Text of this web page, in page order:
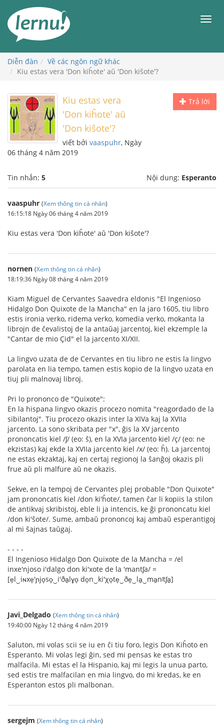
đến
phần
dung
Diễn đàn
Về các ngôn ngữ khác
Kiu estas vera 'Don kiĥote' aŭ 'Don kiŝote'?
Trả lời
Kiu estas vera
'Don kiĥote' aŭ
'Don kiŝote'?
viết bởi vaaspuhr, Ngày
06 tháng 4 năm 2019
Tin nhắn: 5 Nội dung: Esperanto
vaaspuhr (Xem thông tin cá nhân)
16:15:18 Ngày 06 tháng 4 năm 2019
Kiu estas vera 'Don kiĥote' aŭ 'Don kiŝote'?
nornen (Xem thông tin cá nhân)
18:19:36 Ngày 08 tháng 4 năm 2019
Kiam Miguel de Cervantes Saavedra eldonis "El Ingenioso
Hidalgo Don Quixote de la Mancha" en la jaro 1605, tiu libro
estis ironia verko, ridema verko, komedia verko, mokanta la
librojn de ĉevalistoj de la antaŭaj jarcentoj, kiel ekzemple la
"Cantar de mio Çid" el la jarcento XI/XII.
La lingvo uzata de de Cervantes en tiu libro ne estis la lingvo
parolata en lia tempo, tamen estis kopio de la lingvo uzata en
tiuj pli malnovaj libroj.
Pri lo prononco de "Quixote":
En la hispana lingvo okazis procezo nomita "reagordado de la
sibilantoj". Tiu procezo okazis inter la XIVa kaj la XVIIa
jarcento. La sono skribata per "x", ĝis la XV jarcento
prononcatis kiel /ʃ/ (eo: ŝ), en la XVIa jarcento kiel /ç/ (eo: ne
ekzistas) kaj ekde la XVIIa jarcento kiel /x/ (eo: ĥ). La jarcentoj
ne estas ekzaktaj, kaj en certaj regionoj la ŝanĝoj okazis pli
frue aŭ pli malfure aŭ ne okazis.
Sekve, en la tempoj de Cervantes plej probable "Don Quixote"
jam prononcatis kiel /don ki'ĥote/, tamen ĉar li kopiis la stilon
de antikvaj skribistoj, eble li ja intencis, ke ĝi prononcatu kiel
/don ki'ŝote/. Sume, ambaŭ prononcoj kaj ambaŭ esperantigoj
al mi ŝajnas taŭgaj.
- - - -
El Ingenioso Hidalgo Don Quixote de la Mancha = /el
inxe'njoso i'dalgo don ki'xote de la 'mantʃa/ =
[e̞l‿iɴxe̞'ɲjo̞so̞‿i'ða̠lɣo̞ do̞n‿ki'χo̞te̞‿ðe̞‿la̠‿ma̠nʲtʃa̠]
Javi_Delgado (Xem thông tin cá nhân)
19:40:00 Ngày 12 tháng 4 năm 2019
Saluton, mi volas scii se iu en ĉi tiu foro, legis Don Kiĥoto en
Esperanto. Mi volas legi ĝin, sed mi pensas ke estas tro
malfacila. Mi estas el la Hispanio, kaj mi legis la unua parto,
sed estis tre malfacilan en mia lingvo, do mi kredas, ke en
Esperanton estos pli malbonan.
sergejm (Xem thông tin cá nhân)